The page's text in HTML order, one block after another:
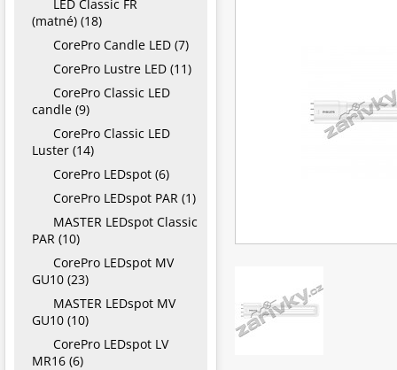
LED Classic FR
(matné) (18)
CorePro Candle LED (7)
CorePro Lustre LED (11)
CorePro Classic LED
candle (9)
CorePro Classic LED
Luster (14)
CorePro LEDspot (6)
CorePro LEDspot PAR (1)
MASTER LEDspot Classic
PAR (10)
CorePro LEDspot MV
GU10 (23)
MASTER LEDspot MV
GU10 (10)
CorePro LEDspot LV
MR16 (6)